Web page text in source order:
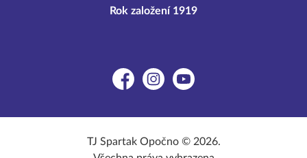
Rok založení 1919
FacebookInstagramYouTube
TJ Spartak Opočno © 2026.